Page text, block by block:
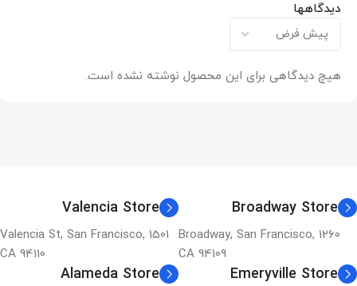
دیدگاهها
هیچ دیدگاهی برای این محصول نوشته نشده است.
Broadway Store
1260 Broadway, San Francisco,
CA 94109
Valencia Store
1501 Valencia St, San Francisco,
CA 94110
Emeryville Store
Alameda Store